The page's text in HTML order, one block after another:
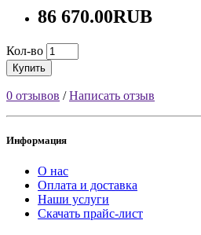
86 670.00RUB
Кол-во
Купить
0 отзывов /Написать отзыв
Информация
О нас
Оплата и доставка
Наши услуги
Скачать прайс-лист